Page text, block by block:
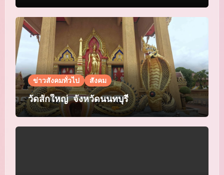
ข่าวสังคมทั่วไป สังคม
วัดสักใหญ่ จังหวัดนนทบุรี